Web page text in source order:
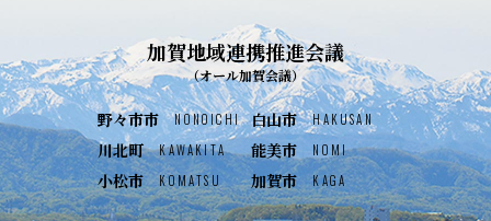
加賀地域連携推進会議
（オール加賀会議）
野々市市 NONOICHI 白山市 HAKUSAN
川北町 KAWAKITA 能美市 NOMI
小松市 KOMATSU 加賀市 KAGA